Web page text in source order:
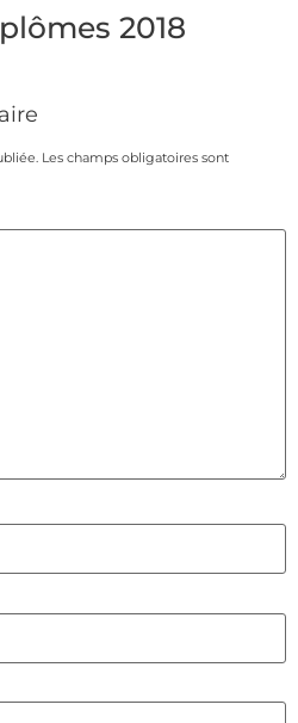
2018
Les champs obligatoires sont